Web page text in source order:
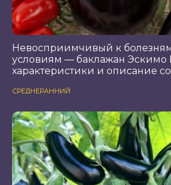
Невосприимчивый к
условиям — баклажан Эскимо
характеристики и описание
СРЕДНЕРАННИЙ